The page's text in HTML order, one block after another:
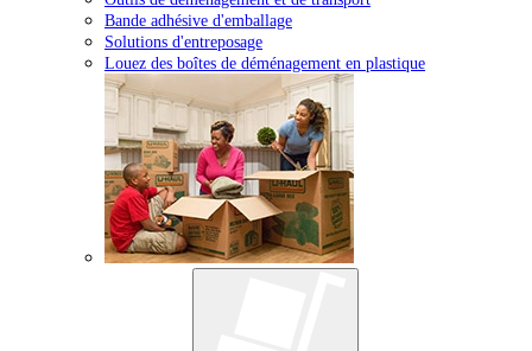
Bande adhésive d'emballage
Solutions d'entreposage
Louez des boîtes de déménagement en plastique